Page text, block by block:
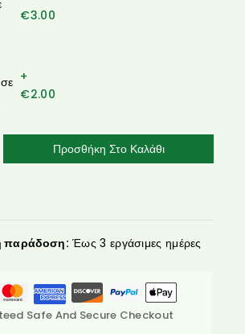
€3.00
+
€2.00
Προσθήκη Στο Καλάθι
παράδοση: Έως 3 εργάσιμες ημέρες
Safe And Secure Checkout